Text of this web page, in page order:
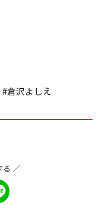
#倉沢よしえ
る ／